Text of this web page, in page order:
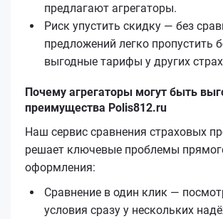
предлагают агрегаторы.
Риск упустить скидку — без
предложений легко пропустить
выгодные тарифы у других
Почему агрегаторы могут быть
преимущества Polis812.ru
Наш сервис сравнения страховых
решает ключевые проблемы
оформления:
Сравнение в один клик —
условия сразу у нескольких